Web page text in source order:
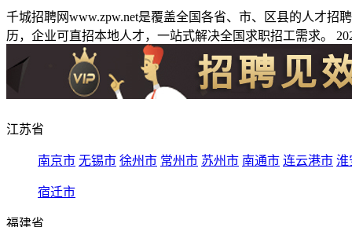
千城招聘网www.zpw.net是覆盖全国各省、市、区县的人才
历，企业可直招本地人才，一站式解决全国求职招工需求。
江苏省
南京市 无锡市 徐州市 常州市 苏州市 南通市 连云港市 淮
宿迁市
福建省